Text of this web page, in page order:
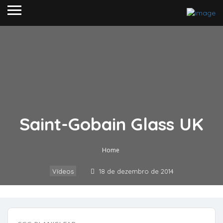
Saint-Gobain Glass UK
Home
Vídeos 18 de dezembro de 2014